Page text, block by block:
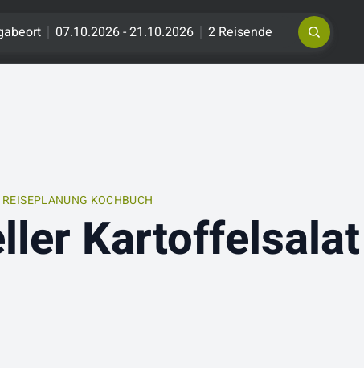
07.10.2026 - 21.10.2026 2 Reisende
REISEPLANUNG KOCHBUCH
Kartoffelsalat